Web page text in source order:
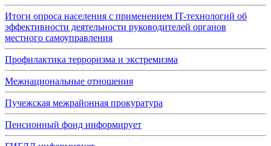
Итоги опроса населения с применением IT-технологий об
эффективности деятельности руководителей органов
местного самоуправления
Профилактика терроризма и экстремизма
Межнациональные отношения
Пучежская межрайонная прокуратура
Пенсионный фонд информирует